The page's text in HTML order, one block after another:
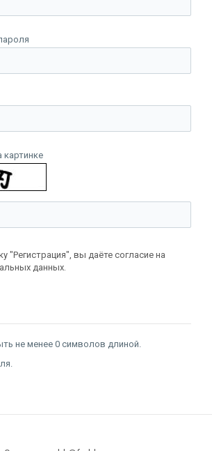
картинке
"Регистрация", вы даёте согласие на
данных.
не менее 0 символов длиной.